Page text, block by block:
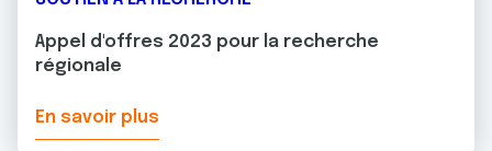
Appel d'offres 2023 pour la recherche
régionale
En savoir plus